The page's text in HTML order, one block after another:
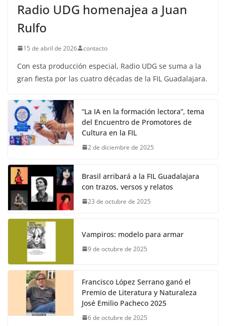
Radio UDG homenajea a Juan
Rulfo
15 de abril de 2026 contacto
Con esta producción especial, Radio UDG se suma a la
gran fiesta por las cuatro décadas de la FIL Guadalajara.
“La IA en la formación lectora”, tema
del Encuentro de Promotores de
Cultura en la FIL
2 de diciembre de 2025
Brasil arribará a la FIL Guadalajara
con trazos, versos y relatos
23 de octubre de 2025
Vampiros: modelo para armar
9 de octubre de 2025
Francisco López Serrano ganó el
Premio de Literatura y Naturaleza
José Emilio Pacheco 2025
6 de octubre de 2025